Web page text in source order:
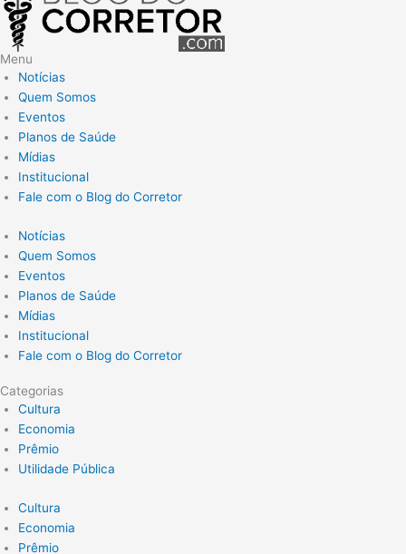
Menu
Notícias
Quem Somos
Eventos
Planos de Saúde
Mídias
Institucional
Fale com o Blog do Corretor
Notícias
Quem Somos
Eventos
Planos de Saúde
Mídias
Institucional
Fale com o Blog do Corretor
Categorias
Cultura
Economia
Prêmio
Utilidade Pública
Cultura
Economia
Prêmio